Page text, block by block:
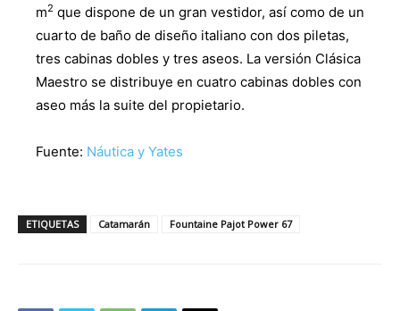
m2 que dispone de un gran vestidor, así como de un
cuarto de baño de diseño italiano con dos piletas,
tres cabinas dobles y tres aseos. La versión Clásica
Maestro se distribuye en cuatro cabinas dobles con
aseo más la suite del propietario.
Fuente: Náutica y Yates
ETIQUETAS Catamarán Fountaine Pajot Power 67